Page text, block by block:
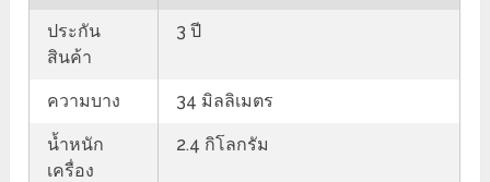
ประกัน
สินค้า
3 ปี
ความบาง 34 มิลลิเมตร
น้ำหนัก
เครื่อง
2.4 กิโลกรัม